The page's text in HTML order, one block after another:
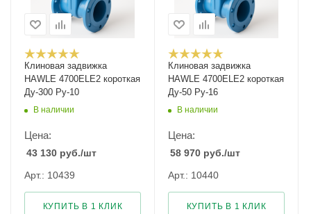
Клиновая задвижка
HAWLE 4700ELE2 короткая
Ду-300 Ру-10
В наличии
Цена:
43 130 руб./шт
Арт.: 10439
КУПИТЬ В 1 КЛИК
Клиновая задвижка
HAWLE 4700ELE2 короткая
Ду-50 Ру-16
В наличии
Цена:
58 970 руб./шт
Арт.: 10440
КУПИТЬ В 1 КЛИК